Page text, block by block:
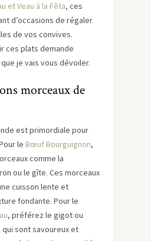
et Veau à la Fêta, ces
d’occasions de régaler
de vos convives.
ces plats demande
je vais vous dévoiler.
morceaux de
est primordiale pour
le Bœuf Bourguignon,
comme la
ou le gîte. Ces morceaux
cuisson lente et
fondante. Pour le
, préférez le gigot ou
qui sont savoureux et